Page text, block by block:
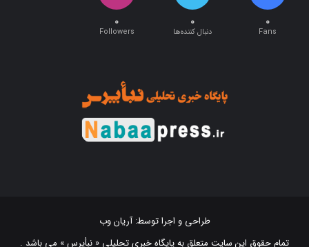
۰
Fans
۰
دنبال کننده‌ها
۰
Followers
طراحی و اجرا توسط:آریان وب
تمام حقوق این سایت متعلق به پایگاه خبری تحلیلی « نبأپرس » می باشد .